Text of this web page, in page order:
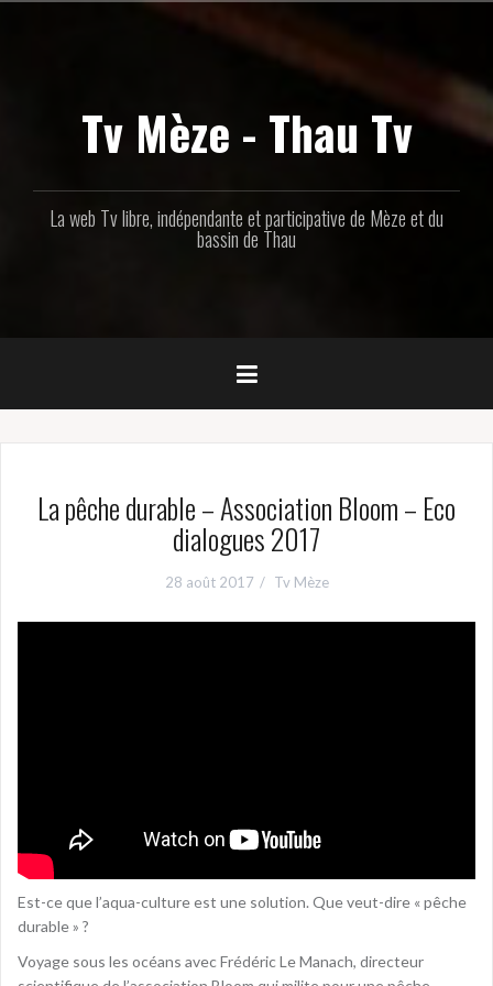
Tv Mèze - Thau Tv
La web Tv libre, indépendante et participative de Mèze et du
bassin de Thau
La pêche durable – Association Bloom – Eco
dialogues 2017
28 août 2017 Tv Mèze
Est-ce que l’aqua-culture est une solution. Que veut-dire « pêche
durable » ?
Voyage sous les océans avec Frédéric Le Manach, directeur